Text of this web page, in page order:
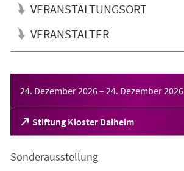
VERANSTALTUNGSORT
VERANSTALTER
24. Dezember 2026– 24. Dezember 2026
Stiftung Kloster Dalheim
(Öffnet
in
neuen
Sonderausstellung